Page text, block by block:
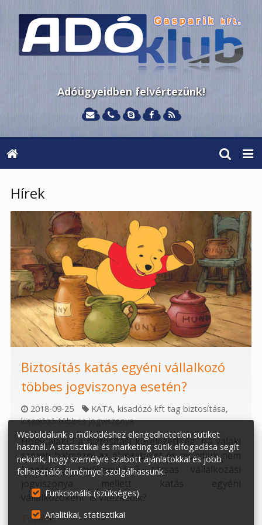
Adóügyeidben felvértezünk!
Hírek
Biztosítás katás egyéni vállalkozó
többes jogviszonya esetén?
2018-09-25 KATA,kisadózó kft tag biztosítása,
kisadózó többes jogviszonya
Hogy alakul a biztosítási kötelezettség, ha valaki
szereti halmozni az élvezeteket és mondjuk nem
kiegészítő tevékenységű társas vállalkozási
jogviszonya mellett katás egyéni
vállalkozóként is vitézkedik?
Tovább
Weboldalunk a működéshez elengedhetetlen sütiket
használ. A statisztikai és marketing sütik elfogadása segít
nekünk, hogy személyre szabott ajánlatokkal és jobb
felhasználói élménnyel szolgálhassunk.
Funkcionális (szükséges)
Analitikai, statisztikai